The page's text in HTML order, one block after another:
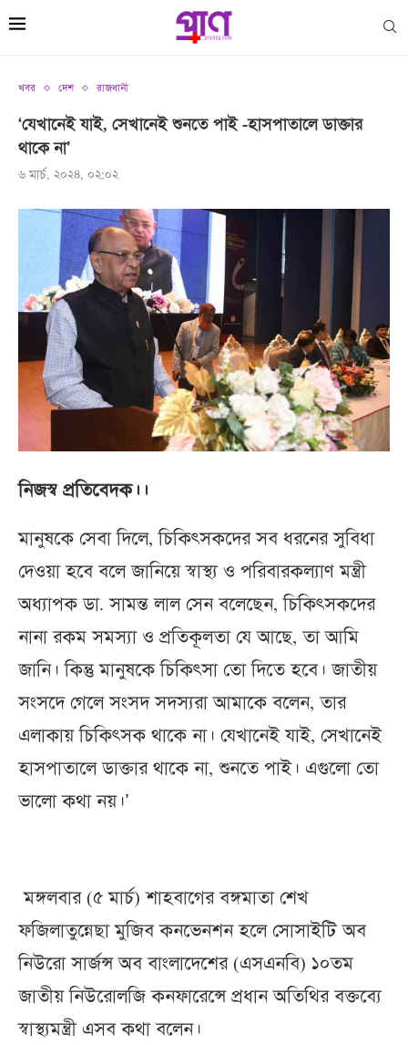
খবর দেশ রাজধানী
‘যেখানেই যাই, সেখানেই শুনতে পাই -হাসপাতালে ডাক্তার
থাকে না’
৬ মার্চ, ২০২৪, ০২:০২
নিজস্ব প্রতিবেদক।।
মানুষকে সেবা দিলে, চিকিৎসকদের সব ধরনের সুবিধা
দেওয়া হবে বলে জানিয়ে স্বাস্থ্য ও পরিবারকল্যাণ মন্ত্রী
অধ্যাপক ডা. সামন্ত লাল সেন বলেছেন, চিকিৎসকদের
নানা রকম সমস্যা ও প্রতিকূলতা যে আছে, তা আমি
জানি। কিন্তু মানুষকে চিকিৎসা তো দিতে হবে। জাতীয়
সংসদে গেলে সংসদ সদস্যরা আমাকে বলেন, তার
এলাকায় চিকিৎসক থাকে না। যেখানেই যাই, সেখানেই
হাসপাতালে ডাক্তার থাকে না, শুনতে পাই। এগুলো তো
ভালো কথা নয়।’
মঙ্গলবার (৫ মার্চ) শাহবাগের বঙ্গমাতা শেখ
ফজিলাতুন্নেছা মুজিব কনভেনশন হলে সোসাইটি অব
নিউরো সার্জন্স অব বাংলাদেশের (এসএনবি) ১০তম
জাতীয় নিউরোলজি কনফারেন্সে প্রধান অতিথির বক্তব্যে
স্বাস্থ্যমন্ত্রী এসব কথা বলেন।